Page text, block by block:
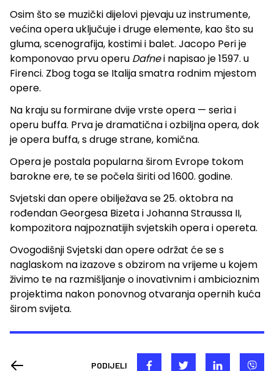
Osim što se muzički dijelovi pjevaju uz instrumente,
većina opera uključuje i druge elemente, kao što su
gluma, scenografija, kostimi i balet. Jacopo Peri je
komponovao prvu operu Dafnei napisao je 1597. u
Firenci. Zbog toga se Italija smatra rodnim mjestom
opere.
Na kraju su formirane dvije vrste opera — seria i
operu buffa. Prva je dramatična i ozbiljna opera, dok
je opera buffa, s druge strane, komična.
Opera je postala popularna širom Evrope tokom
barokne ere, te se počela širiti od 1600. godine.
Svjetski dan opere obilježava se 25. oktobra na
rođendan Georgesa Bizeta i Johanna Straussa II,
kompozitora najpoznatijih svjetskih opera i opereta.
Ovogodišnji Svjetski dan opere održat će se s
naglaskom na izazove s obzirom na vrijeme u kojem
živimo te na razmišljanje o inovativnim i ambicioznim
projektima nakon ponovnog otvaranja opernih kuća
širom svijeta.
PODIJELI